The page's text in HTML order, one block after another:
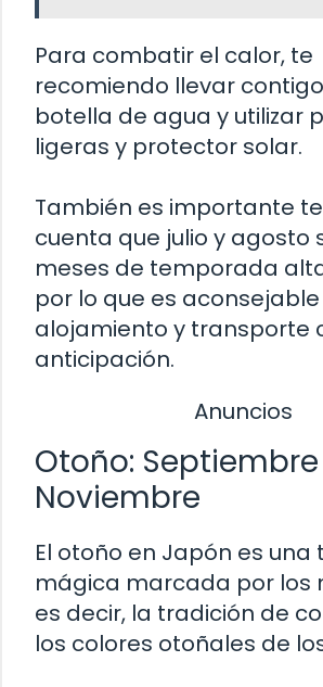
Para combatir el calor, te
recomiendo llevar
botella de agua y utilizar
ligeras y protector solar.
También es importante
cuenta que julio y agosto
meses de temporada
por lo que es
alojamiento y transporte
anticipación.
Anuncios
Otoño:
Noviembre
El otoño en Japón es
mágica marcada por los
es decir, la tradición de
los colores otoñales de